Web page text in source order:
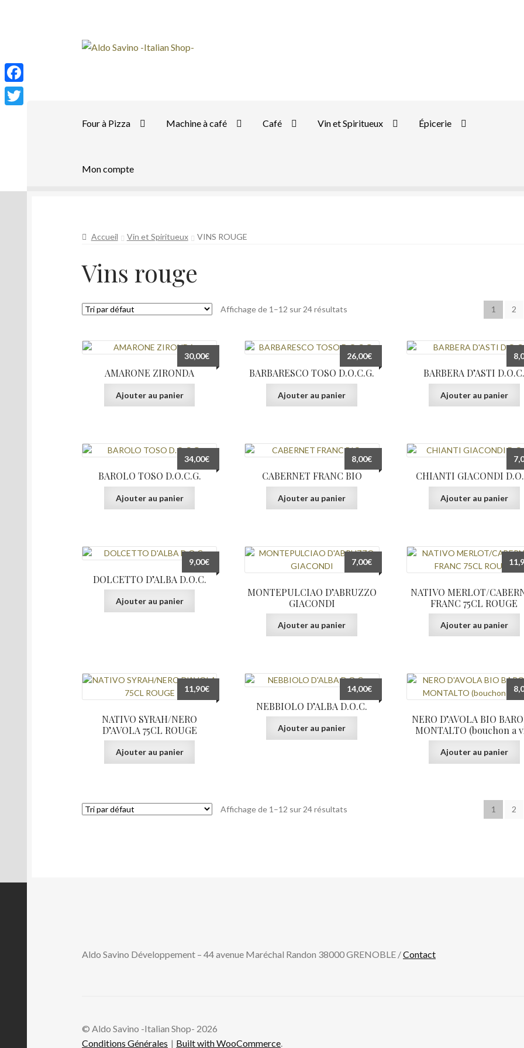
Aller
Aller
Four à Pizza Machine à café Café Vin et Spiritueux Épicerie
Mon compte
Accueil Vin et Spiritueux VINS ROUGE
Vins rouge
Affichage de 1–12 sur 24 résultats 1 2
AMARONE ZIRONDA
30,00€
Ajouter au panier
BARBARESCO TOSO D.O.C.G.
26,00€
Ajouter au panier
BARBERA D’ASTI D.O.C.
Ajouter au panier
BAROLO TOSO D.O.C.G.
34,00€
Ajouter au panier
CABERNET FRANC BIO
8,00€
Ajouter au panier
CHIANTI GIACONDI
Ajouter au panier
DOLCETTO D’ALBA D.O.C.
9,00€
Ajouter au panier
MONTEPULCIAO D’ABRUZZO
GIACONDI
7,00€
Ajouter au panier
NATIVO MERLOT/
FRANC 75CL ROUGE
Ajouter au panier
NATIVO SYRAH/NERO
D’AVOLA 75CL ROUGE
11,90€
Ajouter au panier
NEBBIOLO D’ALBA D.O.C.
14,00€
Ajouter au panier
NERO D’AVOLA BIO
MONTALTO (bouchon a
Ajouter au panier
Affichage de 1–12 sur 24 résultats 1 2
Aldo Savino Développement – 44 avenue Maréchal Randon 38000 GRENOBLE /Contact
© Aldo Savino -Italian Shop- 2026
Conditions Générales
Built with WooCommerce.
F
t